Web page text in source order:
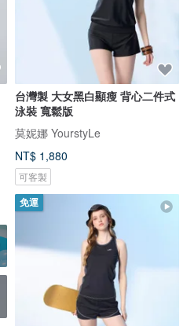
台灣製 大女黑白顯瘦 背心二件式
泳裝 寬鬆版
莫妮娜 YourstyLe
NT$ 1,880
可客製
免運